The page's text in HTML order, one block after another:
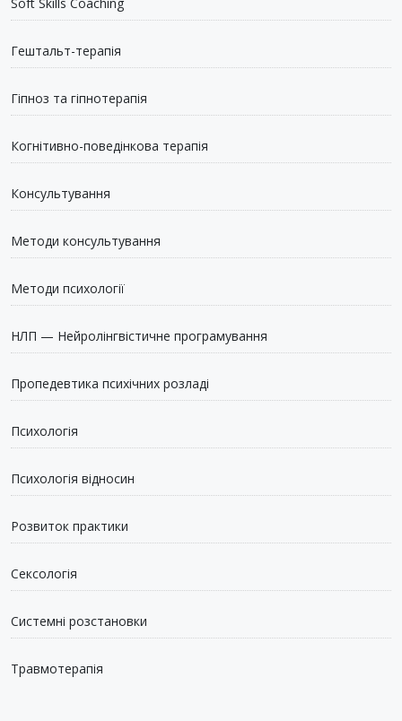
Гештальт-терапія
Гіпноз та гіпнотерапія
Когнітивно-поведінкова терапія
Консультування
Методи консультування
Методи психології
НЛП — Нейролінгвістичне програмування
Пропедевтика психічних розладі
Психологія
Психологія відносин
Розвиток практики
Сексологія
Системні розстановки
Травмотерапія